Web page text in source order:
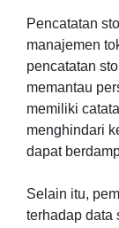
Pencatatan
manajemen
pencatatan
memantau
memiliki
menghindari
dapat
Selain itu,
terhadap data